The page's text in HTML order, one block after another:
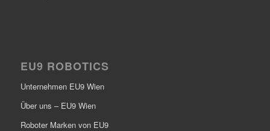
EU9 ROBOTICS
Unternehmen EU9 Wien
Über uns – EU9 Wien
Roboter Marken von EU9